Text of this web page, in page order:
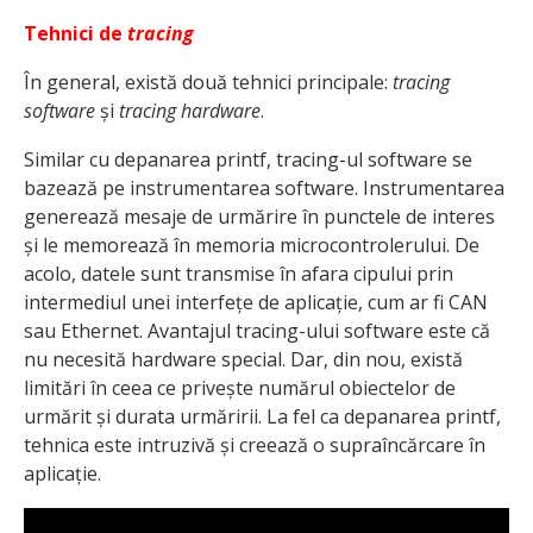
Tehnici de tracing
În general, există două tehnici principale: tracing
softwareși tracing hardware.
Similar cu depanarea printf, tracing-ul software se
bazează pe instrumentarea software. Instrumentarea
generează mesaje de urmărire în punctele de interes
și le memorează în memoria microcontrolerului. De
acolo, datele sunt transmise în afara cipului prin
intermediul unei interfețe de aplicație, cum ar fi CAN
sau Ethernet. Avantajul tracing-ului software este că
nu necesită hardware special. Dar, din nou, există
limitări în ceea ce privește numărul obiectelor de
urmărit și durata urmăririi. La fel ca depanarea printf,
tehnica este intruzivă și creează o supraîncărcare în
aplicație.